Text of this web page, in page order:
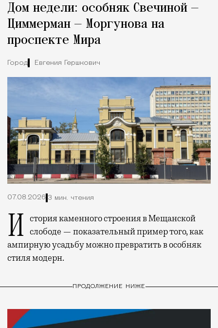
Город
Дом недели: особняк Свечиной —
Циммерман — Моргунова на
проспекте Мира
Город Евгения Гершкович
07.08.2026 3 мин. чтения
История каменного строения в Мещанской слободе — показательный пример того, как
ампирную усадьбу можно превратить в особняк
стиля модерн.
ПРОДОЛЖЕНИЕ НИЖЕ